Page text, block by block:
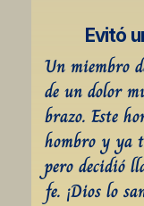
Evitó
Un miembro
de un dolor
brazo. Este
hombro y ya
pero decidió
fe. ¡Dios lo